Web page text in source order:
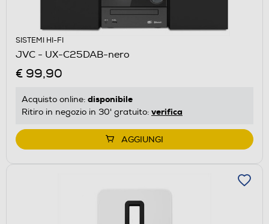
SISTEMI HI-FI
JVC - UX-C25DAB-nero
€ 99,90
Acquisto online: disponibile
Ritiro in negozio in 30' gratuito: verifica
AGGIUNGI